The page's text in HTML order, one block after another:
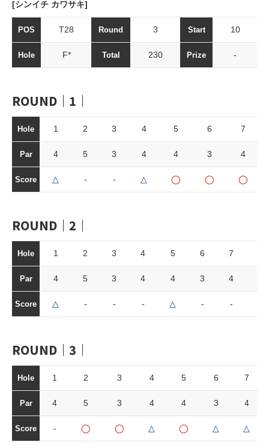
[シンイチ カワサキ]
POS T28 Round 3 Start 10
Hole F* Total 230 Prize -
ROUND｜1｜
Hole 1 2 3 4 5 6 7
Par 4 5 3 4 4 3 4
Score △ - - △ ◯ ◯ ◯
ROUND｜2｜
Hole 1 2 3 4 5 6 7
Par 4 5 3 4 4 3 4
Score △ - - - △ - -
ROUND｜3｜
Hole 1 2 3 4 5 6 7
Par 4 5 3 4 4 3 4
Score - ◯ ◯ △ ◯ △ △